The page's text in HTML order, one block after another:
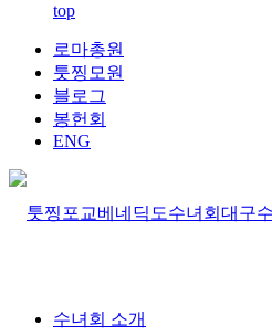
top
로마총원
툿찡모원
블로그
봉헌회
ENG
수녀회 소개